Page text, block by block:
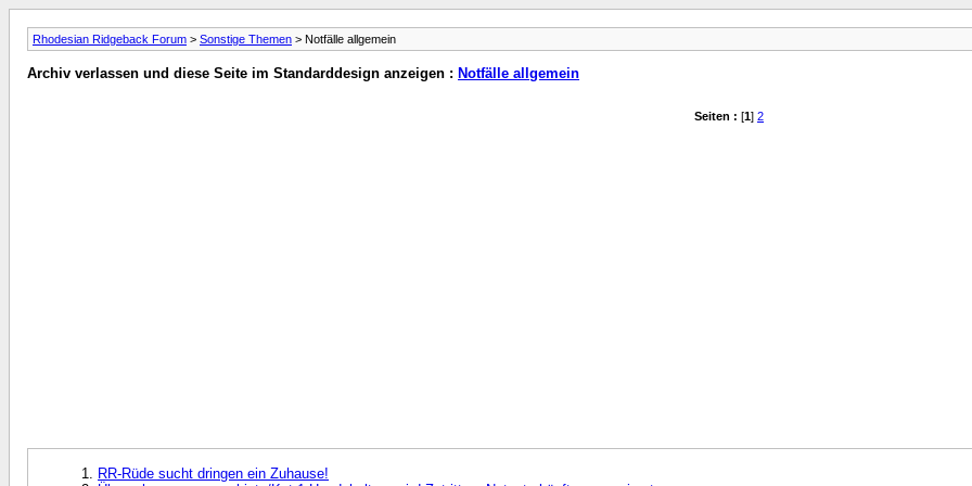
Rhodesian Ridgeback Forum > Sonstige Themen > Notfälle allgemein
Archiv verlassen und diese Seite im Standarddesign anzeigen : Notfälle allgemein
Seiten : [1] 2
RR-Rüde sucht dringen ein Zuhause!